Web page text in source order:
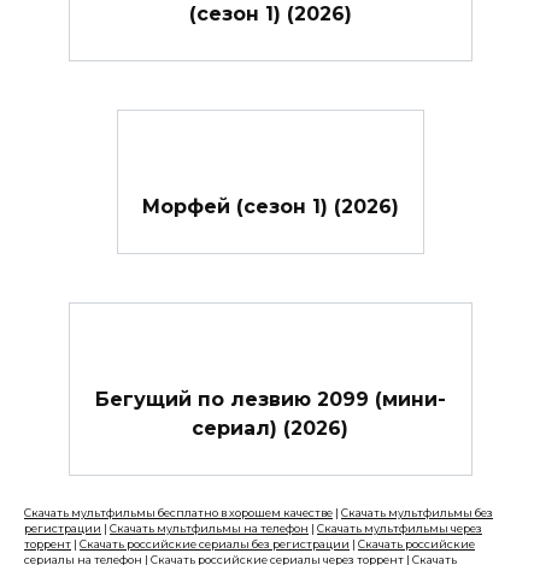
(сезон 1) (2026)
Морфей (сезон 1) (2026)
Бегущий по лезвию 2099 (мини-
сериал) (2026)
Скачать мультфильмы бесплатно в хорошем качестве | Скачать мультфильмы без
регистрации | Скачать мультфильмы на телефон | Скачать мультфильмы через
торрент | Скачать российские сериалы без регистрации | Скачать российские
сериалы на телефон | Скачать российские сериалы через торрент | Скачать